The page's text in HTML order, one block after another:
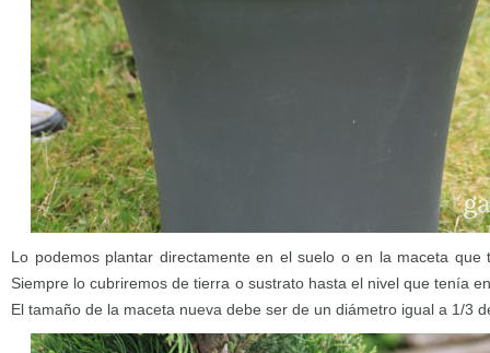
Lo podemos plantar directamente en el suelo o en la maceta que
Siempre lo cubriremos de tierra o sustrato hasta el nivel que tenía
El tamaño de la maceta nueva debe ser de un diámetro igual a 1/3